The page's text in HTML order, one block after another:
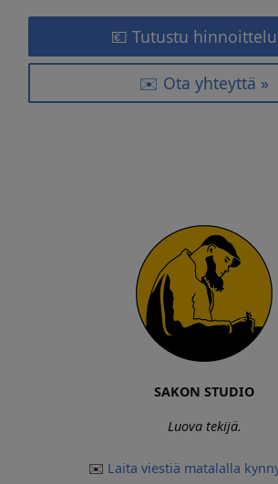
💶 Tutustu
✉️ Ota yhteyttä »
SAKON STUDIO
Luova tekijä.
✉️ Laita viestiä matalalla